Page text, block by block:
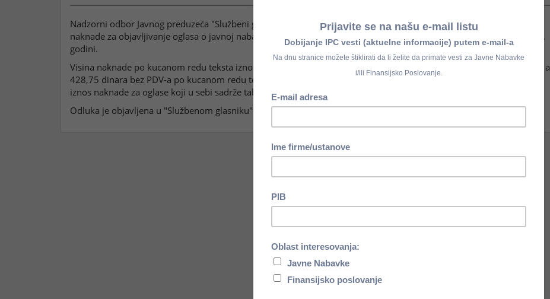
Nadzorni odbor Javnog preduzeća "Službeni glasnik", dana 10. septembra 2018. godine, doneo je Odluku o visini
naknade za objavljivanje oglasa o javnoj nabavci na Portalu službenih glasila Republike Srbije i baza propisa, u 2019.
godini.
Visina naknade po kucanom redu teksta iznosi 288,75 dinara bez PDV-a ukoliko se tekst preda u elektronskoj formi, a
428,75 dinara bez PDV-a po kucanom redu teksta ukoliko se tekst preda u štampanoj formi. Odlukom je utvrđen i
iznos naknade za oglase koji u sebi sadrže tabele.
Odluka je objavljena u "Službenom glasniku" broj 74/2018, a primenjuje se od 1. januara 2019. godine.